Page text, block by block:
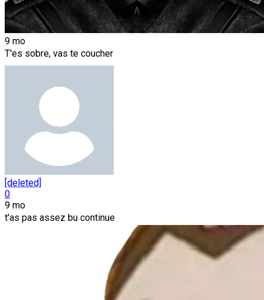
9 mo
T'es sobre, vas te coucher
[deleted]
0
9 mo
t'as pas assez bu continue